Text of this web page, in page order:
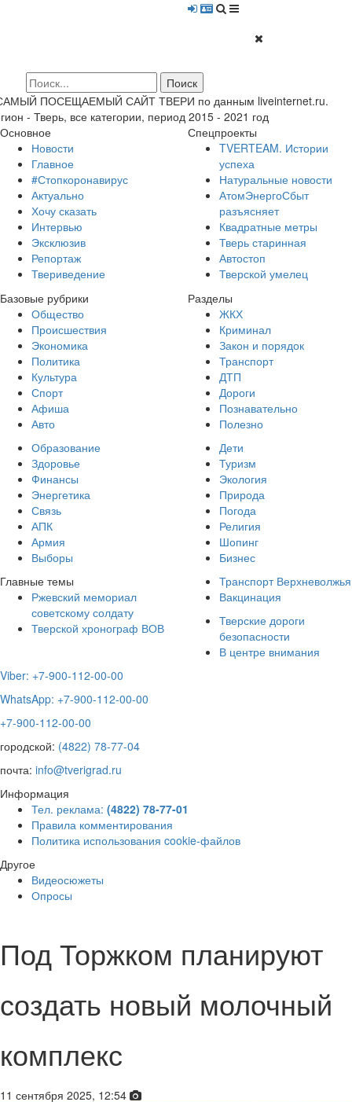
ПОСЕЩАЕМЫЙ САЙТ ТВЕРИ по данным liveinternet.ru.
- Тверь, все категории, период 2015 - 2021 год
Основное
Новости
Главное
#Стопкоронавирус
Актуально
Хочу сказать
Интервью
Эксклюзив
Репортаж
Твериведение
Спецпроекты
TVERTEAM. Истории
успеха
Натуральные новости
АтомЭнергоСбыт
разъясняет
Квадратные метры
Тверь старинная
Автостоп
Тверской умелец
Базовые рубрики
Общество
Происшествия
Экономика
Политика
Культура
Спорт
Афиша
Авто
Разделы
ЖКХ
Криминал
Закон и порядок
Транспорт
ДТП
Дороги
Познавательно
Полезно
Образование
Здоровье
Финансы
Энергетика
Связь
АПК
Армия
Выборы
Дети
Туризм
Экология
Природа
Погода
Религия
Шопинг
Бизнес
Главные темы
Ржевский мемориал
советскому солдату
Тверской хронограф ВОВ
Транспорт Верхневолжья
Вакцинация
Тверские дороги
безопасности
В центре внимания
Viber: +7-900-112-00-00
WhatsApp: +7-900-112-00-00
+7-900-112-00-00
городской: (4822) 78-77-04
почта: info@tverigrad.ru
Информация
Тел. реклама: (4822) 78-77-01
Правила комментирования
Политика использования cookie-файлов
Другое
Видеосюжеты
Опросы
Под Торжком планируют
создать новый молочный
комплекс
11 сентября 2025, 12:54